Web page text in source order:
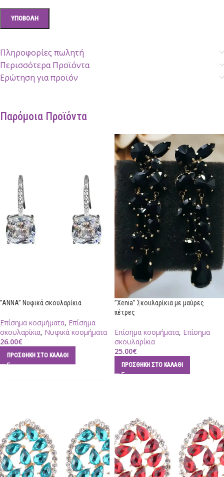
Πληροφορίες πωλητή
Περισσότερα Προϊόντα
Ερώτηση για προϊόν
Παρόμοια Προϊόντα
”ANNA” Νυφικά σκουλαρίκια
Επίσημα κοσμήματα, Επίσημα
σκουλαρίκια, Νυφικά κοσμήματα
26.00€
ΠΡΟΣΘΉΚΗ ΣΤΟ ΚΑΛΆΘΙ
”Xenia” Σκουλαρίκια με μαύρες
πέτρες
Επίσημα κοσμήματα, Επίσημα
σκουλαρίκια
25.00€
ΠΡΟΣΘΉΚΗ ΣΤΟ ΚΑΛΆΘΙ